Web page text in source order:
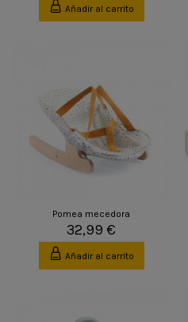
Añadir al carrito
Pomea mecedora
32,99 €
Añadir al carrito